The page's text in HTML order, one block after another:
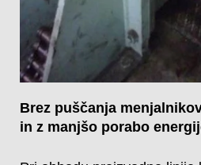
Brez puščanja
in z manjšo porabo